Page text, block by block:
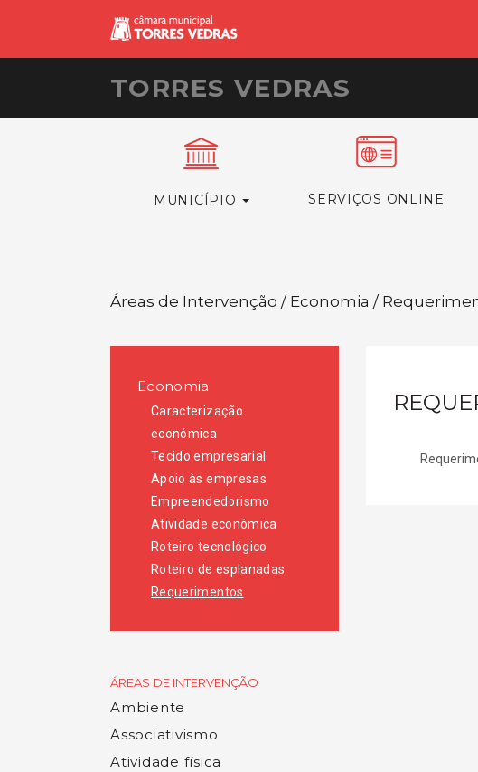
TORRES VEDRAS
MUNICÍPIO SERVIÇOS ONLINE
Áreas de Intervenção / Economia /
Economia
Caracterização
económica
Tecido empresarial
Apoio às empresas
Empreendedorismo
Atividade económica
Roteiro tecnológico
Roteiro de esplanadas
Requerimentos
ÁREAS DE INTERVENÇÃO
Ambiente
Associativismo
Atividade física